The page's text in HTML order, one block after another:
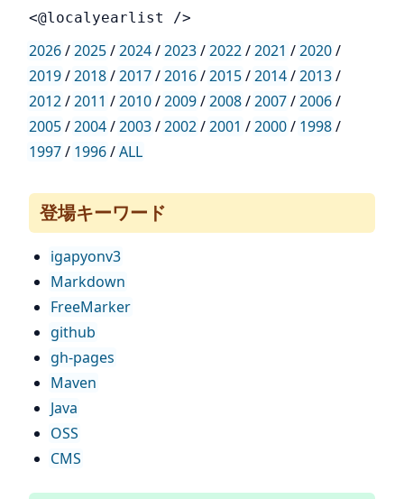
<@localyearlist />
2026/2025/2024/2023/2022/2021 /2020/
2019/2018/2017/2016/2015/2014/2013/
2012/2011 /2010/2009/2008/2007/2006/
2005/2004/2003/2002/2001 /2000/ 1998/
1997/ 1996/ALL
登場キーワード
igapyonv3
Markdown
FreeMarker
github
gh-pages
Maven
Java
OSS
CMS